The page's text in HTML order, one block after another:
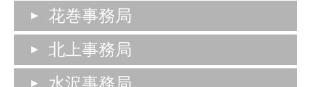
花巻事務局
北上事務局